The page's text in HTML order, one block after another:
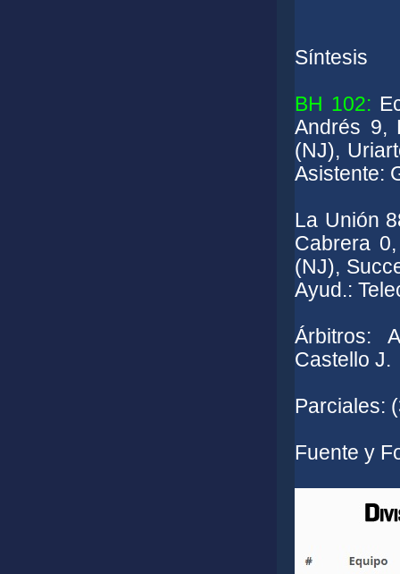
Síntesis
BH 102:
Andrés 9,
(NJ),
Asistente:
La Unión
Cabrera
(NJ),
Ayud.:
Árbitros:
Castello J.
Parciales:
Fuente y